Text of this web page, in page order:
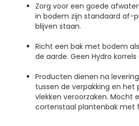
Zorg voor een goede
in bodem zijn standaard af-
blijven staan.
Richt een bak met bodem
de aarde. Geen Hydro
Producten dienen na
tussen de verpakking en
vlekken veroorzaken. Mocht
cortenstaal plantenbak met